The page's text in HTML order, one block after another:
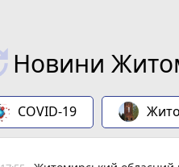
Новини
COVID-19